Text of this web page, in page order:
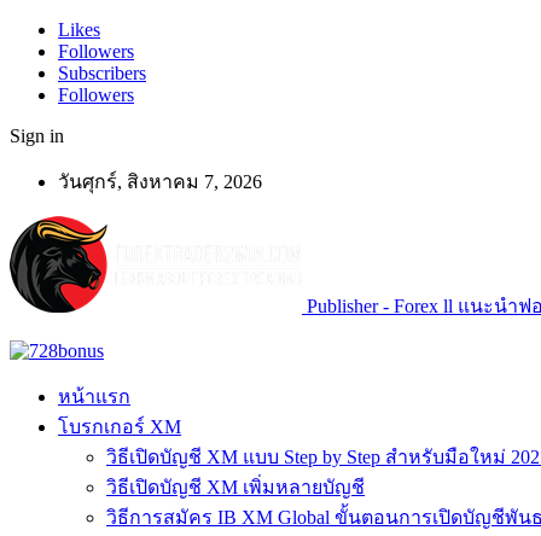
Likes
Followers
Subscribers
Followers
Sign in
วันศุกร์, สิงหาคม 7, 2026
Publisher - Forex ll แนะนำ
หน้าแรก
โบรกเกอร์ XM
วิธีเปิดบัญชี XM แบบ Step by Step สำหรับมือใหม่
วิธีเปิดบัญชี XM เพิ่มหลายบัญชี
วิธีการสมัคร IB XM Global ขั้นตอนการเปิดบัญชีพันธ